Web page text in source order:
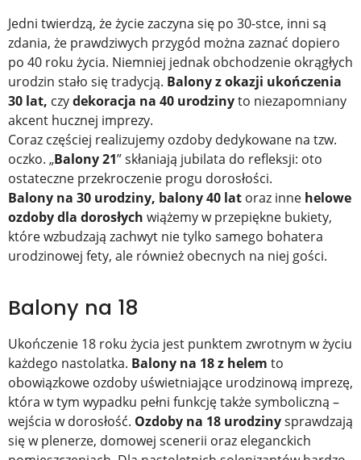
Jedni twierdzą, że życie zaczyna się po 30-stce, inni są
zdania, że prawdziwych przygód można zaznać dopiero
po 40 roku życia. Niemniej jednak obchodzenie okrągłych
urodzin stało się tradycją. Balony z okazji ukończenia
30 lat, czydekoracja na 40 urodzinyto niezapomniany
akcent hucznej imprezy.
Coraz częściej realizujemy ozdoby dedykowane na tzw.
oczko. „Balony 21” skłaniają jubilata do refleksji: oto
ostateczne przekroczenie progu dorosłości.
Balony na 30 urodziny, balony 40 lat oraz inne helowe
ozdoby dla dorosłych wiążemy w przepiękne bukiety,
które wzbudzają zachwyt nie tylko samego bohatera
urodzinowej fety, ale również obecnych na niej gości.
Balony na 18
Ukończenie 18 roku życia jest punktem zwrotnym w życiu
każdego nastolatka. Balony na 18 z helem to
obowiązkowe ozdoby uświetniające urodzinową imprezę,
która w tym wypadku pełni funkcję także symboliczną –
wejścia w dorosłość. Ozdoby na 18 urodzinysprawdzają
się w plenerze, domowej scenerii oraz eleganckich